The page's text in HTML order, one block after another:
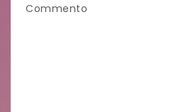
Commento